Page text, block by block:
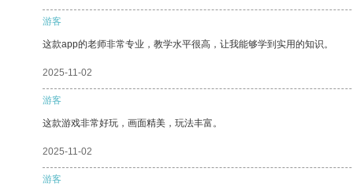
游客
这款app的老师非常专业，教学水平很高，让我能够学到实用的知识。
2025-11-02
游客
这款游戏非常好玩，画面精美，玩法丰富。
2025-11-02
游客